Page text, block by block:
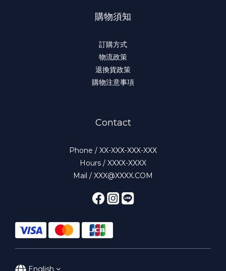
購物須知
訂購方式
物流政策
退換貨政策
購物注意事項
Contact
Phone / XX-XXX-XXX-XXX
Hours / XXXX-XXXX
Mail / XXX@XXXX.COM
English